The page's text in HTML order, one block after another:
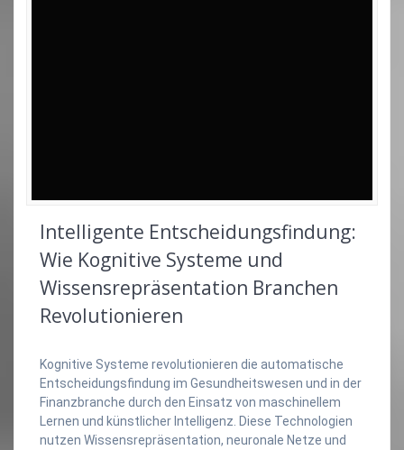
Intelligente Entscheidungsfindung:
Wie Kognitive Systeme und
Wissensrepräsentation Branchen
Revolutionieren
Kognitive Systeme revolutionieren die automatische
Entscheidungsfindung im Gesundheitswesen und in der
Finanzbranche durch den Einsatz von maschinellem
Lernen und künstlicher Intelligenz. Diese Technologien
nutzen Wissensrepräsentation, neuronale Netze und